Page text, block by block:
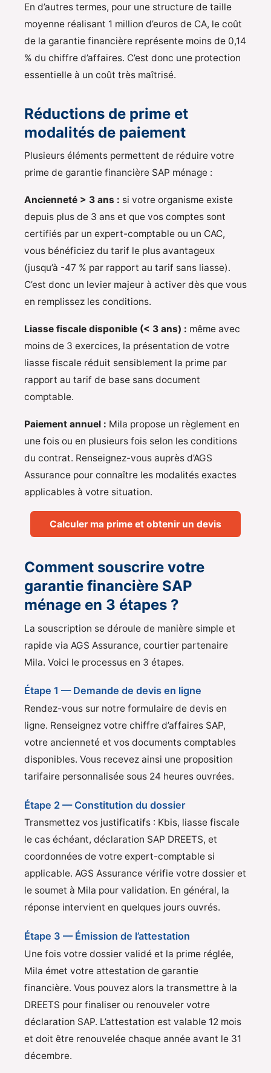
En d’autres termes, pour une structure de taille
moyenne réalisant 1 million d’euros de CA, le coût
de la garantie financière représente moins de 0,14
% du chiffre d’affaires. C’est donc une protection
essentielle à un coût très maîtrisé.
Réductions de prime et
modalités de paiement
Plusieurs éléments permettent de réduire votre
prime de garantie financière SAP ménage :
Ancienneté > 3 ans : si votre organisme existe
depuis plus de 3 ans et que vos comptes sont
certifiés par un expert-comptable ou un CAC,
vous bénéficiez du tarif le plus avantageux
(jusqu’à -47 % par rapport au tarif sans liasse).
C’est donc un levier majeur à activer dès que vous
en remplissez les conditions.
Liasse fiscale disponible (< 3 ans) : même avec
moins de 3 exercices, la présentation de votre
liasse fiscale réduit sensiblement la prime par
rapport au tarif de base sans document
comptable.
Paiement annuel : Mila propose un règlement en
une fois ou en plusieurs fois selon les conditions
du contrat. Renseignez-vous auprès d’AGS
Assurance pour connaître les modalités exactes
applicables à votre situation.
Calculer ma prime et obtenir un devis
Comment souscrire votre
garantie financière SAP
ménage en 3 étapes ?
La souscription se déroule de manière simple et
rapide via AGS Assurance, courtier partenaire
Mila. Voici le processus en 3 étapes.
Étape 1 — Demande de devis en ligne
Rendez-vous sur notre formulaire de devis en
ligne. Renseignez votre chiffre d’affaires SAP,
votre ancienneté et vos documents comptables
disponibles. Vous recevez ainsi une proposition
tarifaire personnalisée sous 24 heures ouvrées.
Étape 2 — Constitution du dossier
Transmettez vos justificatifs : Kbis, liasse fiscale
le cas échéant, déclaration SAP DREETS, et
coordonnées de votre expert-comptable si
applicable. AGS Assurance vérifie votre dossier et
le soumet à Mila pour validation. En général, la
réponse intervient en quelques jours ouvrés.
Étape 3 — Émission de l’attestation
Une fois votre dossier validé et la prime réglée,
Mila émet votre attestation de garantie
financière. Vous pouvez alors la transmettre à la
DREETS pour finaliser ou renouveler votre
déclaration SAP. L’attestation est valable 12 mois
et doit être renouvelée chaque année avant le 31
décembre.